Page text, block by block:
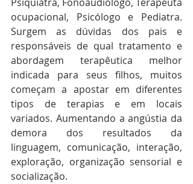
ocupacional, Psicólogo e Pediatra.
Surgem as dúvidas dos pais e
responsáveis de qual tratamento e
abordagem terapêutica melhor
indicada para seus filhos, muitos
começam a apostar em diferentes
tipos de terapias e em locais
variados. Aumentando a angústia da
demora dos resultados da
linguagem, comunicação, interação,
exploração, organização sensorial e
socialização.